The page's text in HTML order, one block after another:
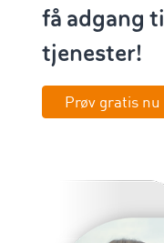
få adgang
tjenester!
Prøv gratis nu